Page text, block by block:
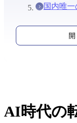
国内唯
開
AI時代の